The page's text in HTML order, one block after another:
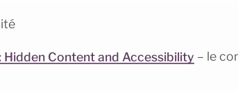
Hidden Content and Accessibility – le